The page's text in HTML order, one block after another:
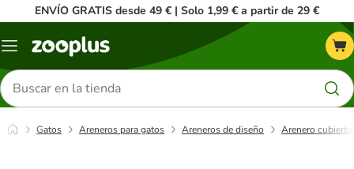
ENVÍO GRATIS desde 49 € | Solo 1,99 € a partir de 29 €
Menú
Buscar
productos
Gatos Areneros para gatos Areneros de diseño Arenero